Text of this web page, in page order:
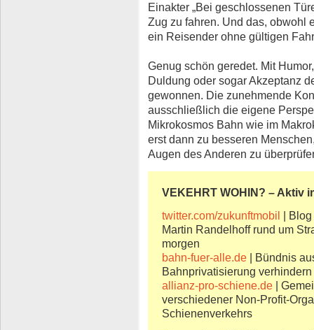
Einakter „Bei geschlossenen
Zug zu fahren. Und das, obwohl
ein Reisender ohne gültigen
Genug schön geredet. Mit
Duldung oder sogar Akzeptanz
gewonnen. Die zunehmende
ausschließlich die eigene
Mikrokosmos Bahn wie im
erst dann zu besseren
Augen des Anderen zu
VEKEHRT WOHIN? – Aktiv
twitter.com/zukunftmobil |
Martin Randelhoff rund um
morgen
bahn-fuer-alle.de | Bündnis
Bahnprivatisierung
allianz-pro-schiene.de |
verschiedener Non-Profit-
Schienenverkehrs